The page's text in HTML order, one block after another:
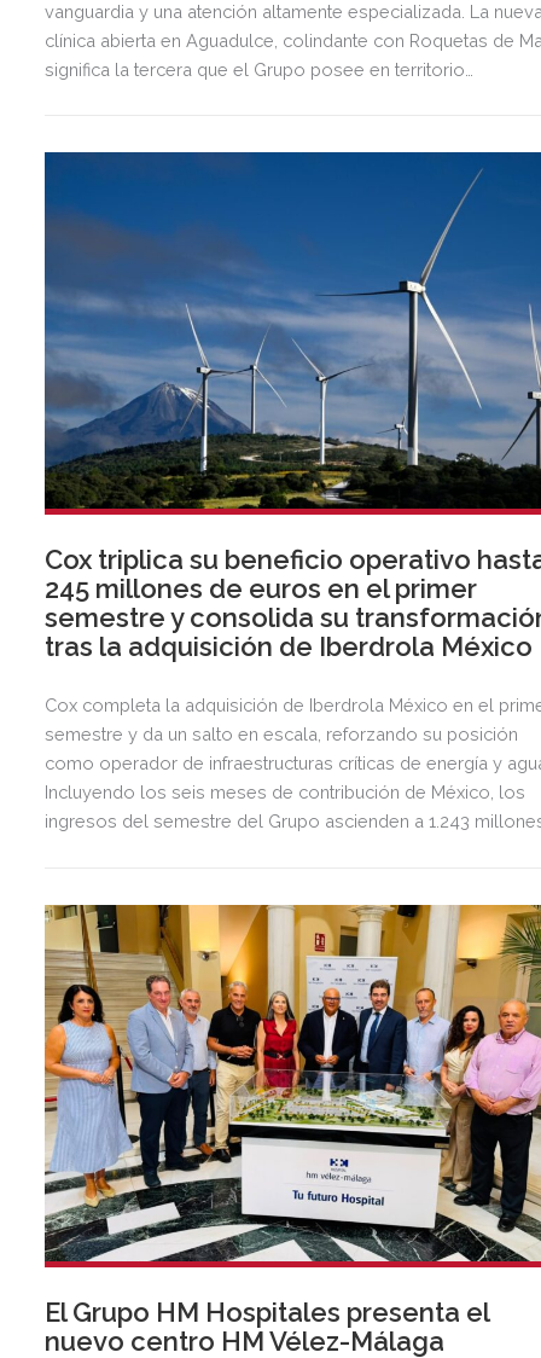
vanguardia y una atención altamente especializada. La
clínica abierta en Aguadulce, colindante con Roquetas de
significa la tercera que el Grupo posee en territorio
Cox triplica su beneficio operativo
245 millones de euros en el primer
semestre y consolida su
tras la adquisición de Iberdrola México
Cox completa la adquisición de Iberdrola México en el
semestre y da un salto en escala, reforzando su posición
como operador de infraestructuras críticas de energía y
Incluyendo los seis meses de contribución de México, los
ingresos del semestre del Grupo ascienden a 1.243
El Grupo HM Hospitales presenta el
nuevo centro HM Vélez-Málaga